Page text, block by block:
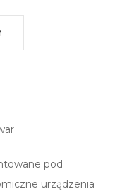
pod
urządzenia